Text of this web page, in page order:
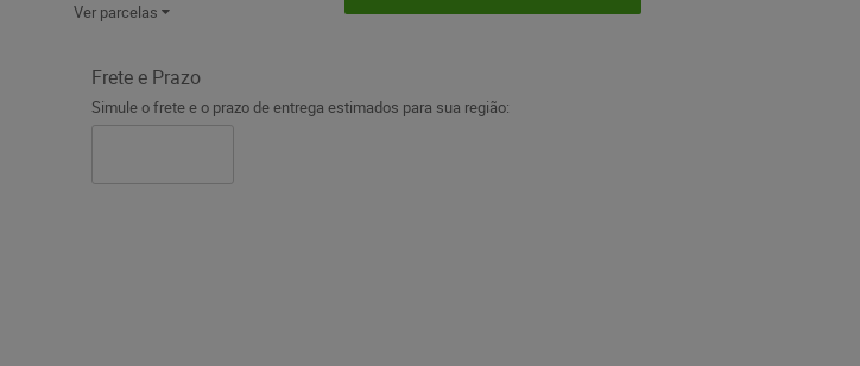
Ver parcelas
Frete e Prazo
Simule o frete e o prazo de entrega estimados para sua região: